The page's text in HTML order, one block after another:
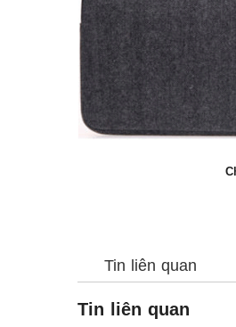
Tin liên quan
Tin liên quan